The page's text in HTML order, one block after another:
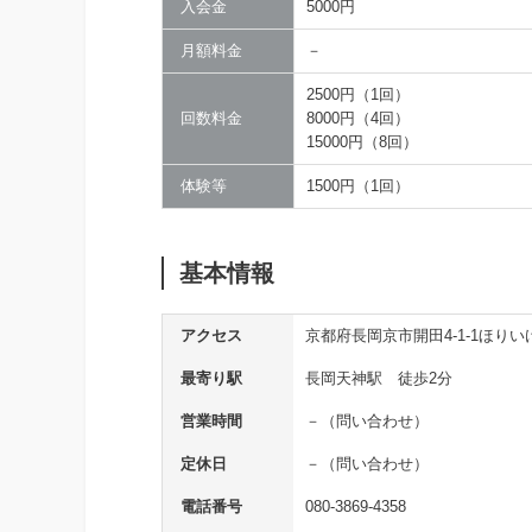
入会金 5000円
月額料金 －
回数料金
2500円（1回）
8000円（4回）
15000円（8回）
体験等 1500円（1回）
基本情報
アクセス 京都府長岡京市開田4-1-1ほりい
最寄り駅 長岡天神駅 徒歩2分
営業時間 －（問い合わせ）
定休日 －（問い合わせ）
電話番号 080-3869-4358